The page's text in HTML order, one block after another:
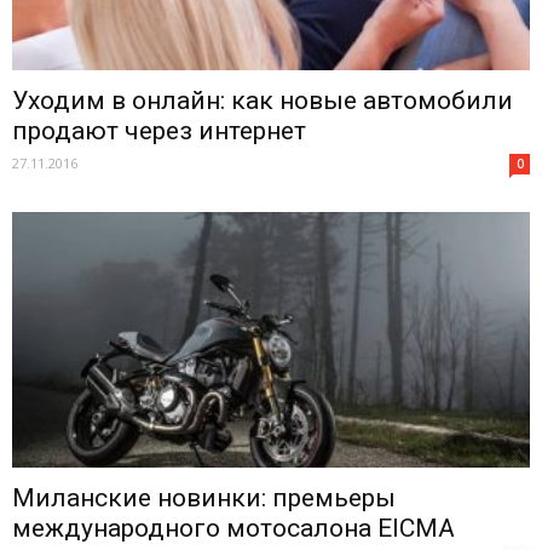
Уходим в онлайн: как новые автомобили
продают через интернет
27.11.2016 0
Миланские новинки: премьеры
международного мотосалона EICMA